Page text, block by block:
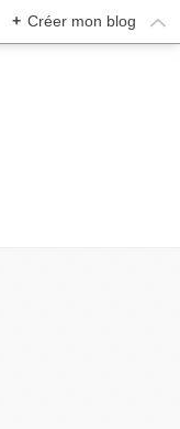
+ Créer mon blog